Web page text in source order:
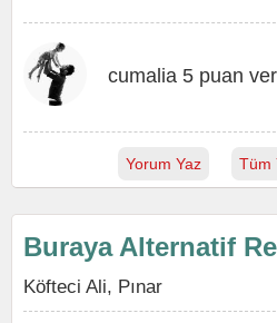
cumalia 5 puan
Yorum Yaz Tüm
Buraya Alternatif
Köfteci Ali, Pınar